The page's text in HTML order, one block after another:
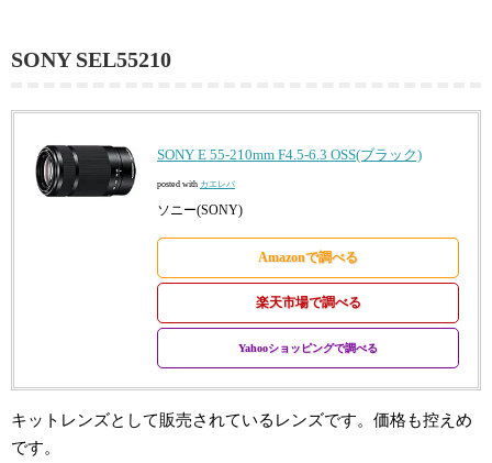
SONY SEL55210
SONY E 55-210mm F4.5-6.3 OSS(ブラック)
posted with カエレバ
ソニー(SONY)
Amazonで調べる
楽天市場で調べる
Yahooショッピングで調べる
キットレンズとして販売されているレンズです。価格も控えめ
です。